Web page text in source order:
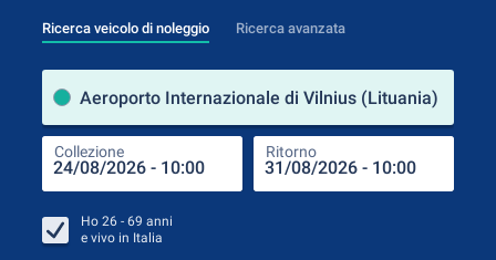
Ricerca veicolo di noleggio Ricerca avanzata
Aeroporto Internazionale di Vilnius (Lituania)
Collezione Ritorno
Ho 26 - 69 anni
e vivo in Italia